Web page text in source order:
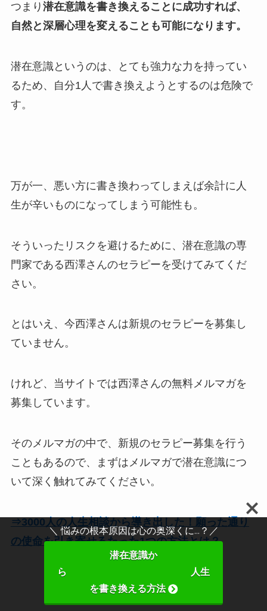
つまり 潜在意識を書き換えることに成功すれば、
自然と深層心理を変えることも可能になります。
潜在意識というのは、とても強力な力を持ってい
るため、自分1人で書き換えようとするのは危険で
す。
万が一、悪い方に書き換わってしまえば余計に人
生が辛いものになってしまう可能性も。
そういったリスクを避けるために、潜在意識の専
門家である西澤さんのセラピーを受けてみてくだ
さい。
とはいえ、今西澤さんは新規のセラピーを募集し
ていません。
けれど、当サイトでは西澤さんの無料メルマガを
募集しています。
そのメルマガの中で、新規のセラピー募集を行う
こともあるので、まずはメルマガで潜在意識につ
いて深く触れてみてください。
⇒3000人の人生相談から導き出した！願った通り
の使命を引き寄せるたった1つの方法とは？
＼ 悩みの根本原因は心の奥深くに...？／
潜在意識か
ら 人生
を書き換える方法